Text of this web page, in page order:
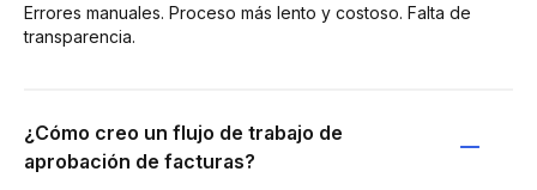
Errores manuales. Proceso más lento y costoso. Falta de
transparencia.
¿Cómo creo un flujo de trabajo de
aprobación de facturas?